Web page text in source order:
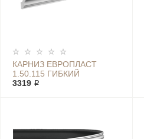
КАРНИЗ ЕВРОПЛАСТ
1.50.115 ГИБКИЙ
3319 ₽